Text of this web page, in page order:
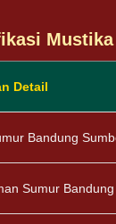
Mustika
Detail
Bandung
Sumur